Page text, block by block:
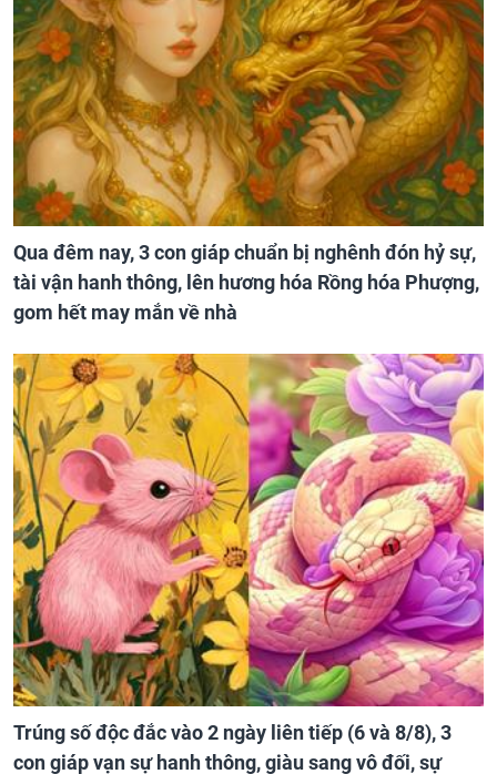
Qua đêm nay, 3 con giáp chuẩn bị nghênh đón hỷ sự,
tài vận hanh thông, lên hương hóa Rồng hóa Phượng,
gom hết may mắn về nhà
Trúng số độc đắc vào 2 ngày liên tiếp (6 và 8/8), 3
con giáp vạn sự hanh thông, giàu sang vô đối, sự